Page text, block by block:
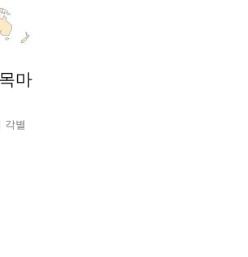
마
각별